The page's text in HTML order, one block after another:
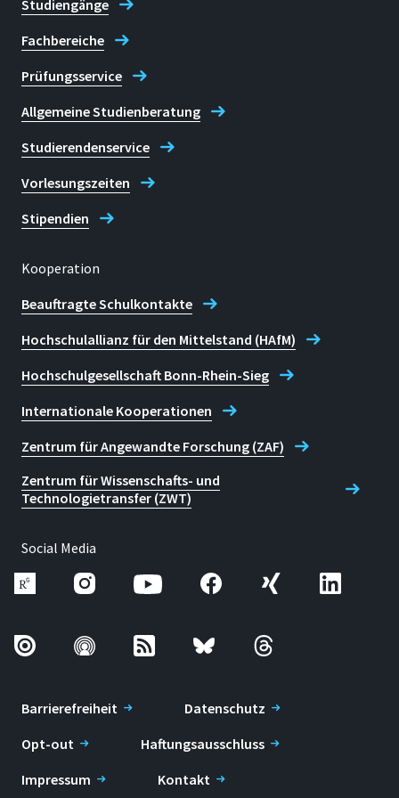
Studiengänge
Fachbereiche
Prüfungsservice
Allgemeine Studienberatung
Studierendenservice
Vorlesungszeiten
Stipendien
Kooperation
Beauftragte Schulkontakte
Hochschulallianz für den Mittelstand (HAfM)
Hochschulgesellschaft Bonn-Rhein-Sieg
Internationale Kooperationen
Zentrum für Angewandte Forschung (ZAF)
Zentrum für Wissenschafts- und
Technologietransfer (ZWT)
Social Media
Barrierefreiheit
Datenschutz
Opt-out
Haftungsausschluss
Impressum
Kontakt